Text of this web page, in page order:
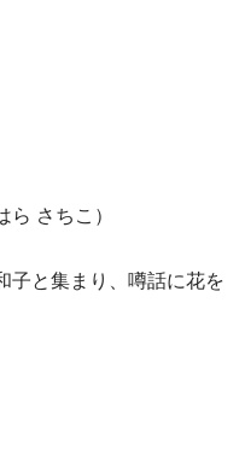
ら さちこ）
子と集まり、噂話に花を